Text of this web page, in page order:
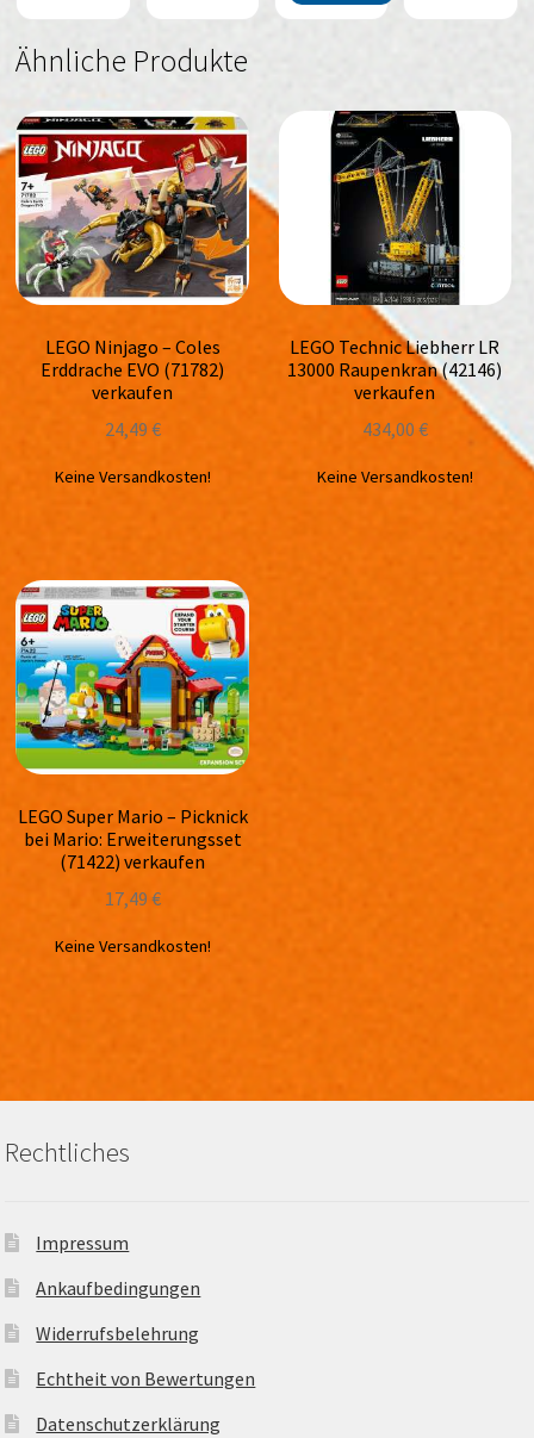
Ähnliche Produkte
LEGO Ninjago – Coles
Erddrache EVO (71782)
verkaufen
24,49 €
Keine Versandkosten!
LEGO Technic Liebherr LR
13000 Raupenkran (42146)
verkaufen
434,00 €
Keine Versandkosten!
LEGO Super Mario – Picknick
bei Mario: Erweiterungsset
(71422) verkaufen
17,49 €
Keine Versandkosten!
Rechtliches
Impressum
Ankaufbedingungen
Widerrufsbelehrung
Echtheit von Bewertungen
Datenschutzerklärung